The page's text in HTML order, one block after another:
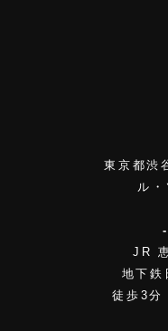
東京都渋
ル
JR
地下鉄
徒歩3分